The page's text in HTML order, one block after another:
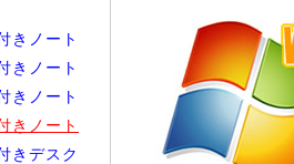
きノート
きノート
きノート
きノート
きデスク